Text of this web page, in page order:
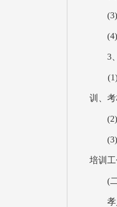
(3)健
(4)执
3、
(1)
训、
(2)严
(3)
培训
(二)
孝义